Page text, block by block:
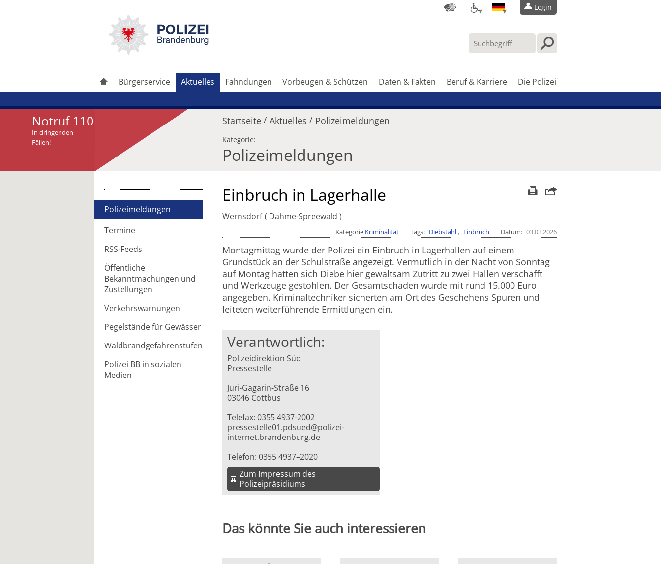
Login
Bürgerservice Aktuelles Fahndungen Vorbeugen & Schützen Daten & Fakten Beruf & Karriere Die Polizei
Notruf 110
In dringenden
Fällen!
Startseite / Aktuelles / Polizeimeldungen
Kategorie:
Polizeimeldungen
Polizeimeldungen
Termine
RSS-Feeds
Öffentliche
Bekanntmachungen und
Zustellungen
Verkehrswarnungen
Pegelstände für Gewässer
Waldbrandgefahrenstufen
Polizei BB in sozialen
Medien
Artikel weiterleiten Einbruch in Lagerhalle
Wernsdorf Dahme-Spreewald
Kategorie Kriminalität Tags Diebstahl Einbruch Datum 03.03.2026
Montagmittag wurde der Polizei ein Einbruch in Lagerhallen auf einem
Grundstück an der Schulstraße angezeigt. Vermutlich in der Nacht von Sonntag
auf Montag hatten sich Diebe hier gewaltsam Zutritt zu zwei Hallen verschafft
und Werkzeuge gestohlen. Der Gesamtschaden wurde mit rund 15.000 Euro
angegeben. Kriminaltechniker sicherten am Ort des Geschehens Spuren und
leiteten weiterführende Ermittlungen ein.
Verantwortlich:
Polizeidirektion Süd
Pressestelle
Juri-Gagarin-Straße 16
03046 Cottbus
Telefax: 0355 4937-2002
pressestelle01.pdsued@polizei-
internet.brandenburg.de
Telefon: 0355 4937–2020
Zum Impressum des
Polizeipräsidiums
Das könnte Sie auch interessieren